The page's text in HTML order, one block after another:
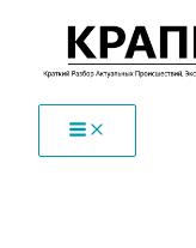
Перейти
содержимому